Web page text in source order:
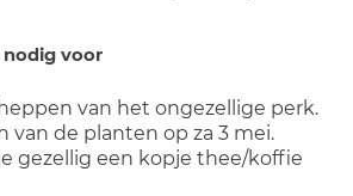
voor
van het ongezellige perk.
van de planten op za 3 mei.
gezellig een kopje thee/koffie